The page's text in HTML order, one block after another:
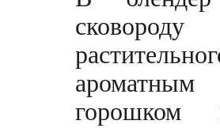
горошком